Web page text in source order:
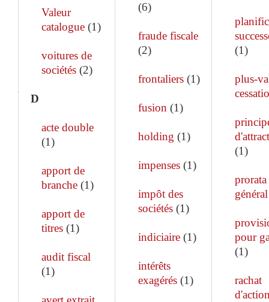
Valeur
catalogue (1)
voitures de
sociétés (2)
D
acte double
(1)
apport de
branche (1)
apport de
titres (1)
audit fiscal
(1)
(6)
fraude fiscale
(2)
frontaliers(1)
fusion (1)
holding (1)
impenses(1)
impôt des
sociétés(1)
indiciaire(1)
intérêts
exagérés(1)
(1)
plus-
(1)
prorata
général
pour
(1)
rachat